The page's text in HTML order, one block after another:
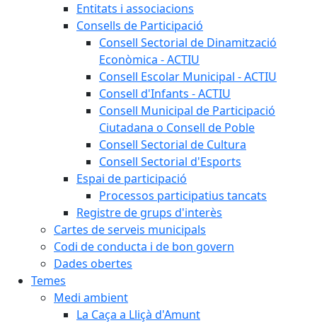
Entitats i associacions
Consells de Participació
Consell Sectorial de Dinamització
Econòmica - ACTIU
Consell Escolar Municipal - ACTIU
Consell d'Infants - ACTIU
Consell Municipal de Participació
Ciutadana o Consell de Poble
Consell Sectorial de Cultura
Consell Sectorial d'Esports
Espai de participació
Processos participatius tancats
Registre de grups d'interès
Cartes de serveis municipals
Codi de conducta i de bon govern
Dades obertes
Temes
Medi ambient
La Caça a Lliçà d'Amunt